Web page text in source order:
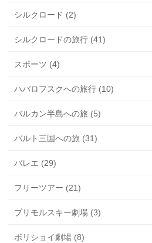
シルクロード (2)
シルクロードの旅行 (41)
スポーツ (4)
ハバロフスクへの旅行 (10)
バルカン半島への旅 (5)
バルト三国への旅 (31)
バレエ (29)
フリーツアー (21)
プリモルスキー劇場 (3)
ボリショイ劇場 (8)